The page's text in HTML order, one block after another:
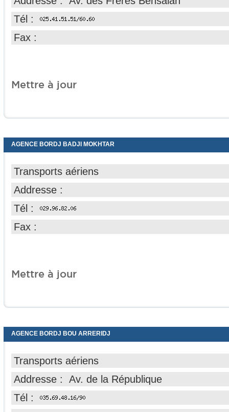
Tél :
Fax :
Mettre à jour
AGENCE BORDJ BADJI MOKHTAR
Transports aériens
Addresse :
Tél :
Fax :
Mettre à jour
AGENCE BORDJ BOU ARRERIDJ
Transports aériens
Addresse : Av. de la République
Tél :